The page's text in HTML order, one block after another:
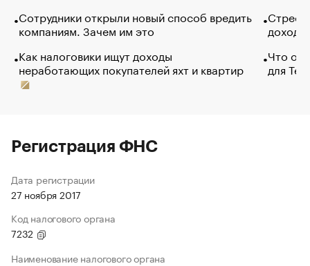
Сотрудники открыли новый способ вредить
компаниям. Зачем им это
Как налоговики ищут доходы
неработающих покупателей яхт и квартир
Что
для
Регистрация ФНС
Дата регистрации
27 ноября 2017
Код налогового органа
7232
Наименование налогового органа